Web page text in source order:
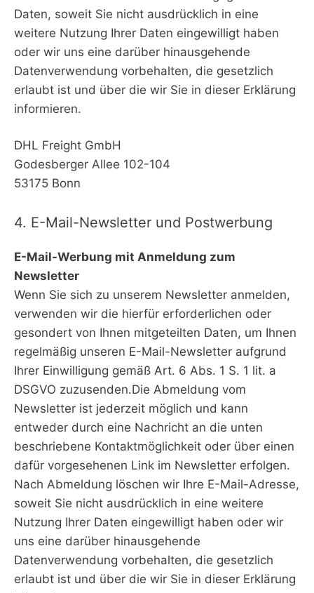
Daten, soweit Sie nicht ausdrücklich in eine
weitere Nutzung Ihrer Daten eingewilligt haben
oder wir uns eine darüber hinausgehende
Datenverwendung vorbehalten, die gesetzlich
erlaubt ist und über die wir Sie in dieser Erklärung
informieren.
DHL Freight GmbH
Godesberger Allee 102-104
53175 Bonn
4. E-Mail-Newsletter und Postwerbung
E-Mail-Werbung mit Anmeldung zum
Newsletter
Wenn Sie sich zu unserem Newsletter anmelden,
verwenden wir die hierfür erforderlichen oder
gesondert von Ihnen mitgeteilten Daten, um Ihnen
regelmäßig unseren E-Mail-Newsletter aufgrund
Ihrer Einwilligung gemäß Art. 6 Abs. 1 S. 1 lit. a
DSGVO zuzusenden.Die Abmeldung vom
Newsletter ist jederzeit möglich und kann
entweder durch eine Nachricht an die unten
beschriebene Kontaktmöglichkeit oder über einen
dafür vorgesehenen Link im Newsletter erfolgen.
Nach Abmeldung löschen wir Ihre E-Mail-Adresse,
soweit Sie nicht ausdrücklich in eine weitere
Nutzung Ihrer Daten eingewilligt haben oder wir
uns eine darüber hinausgehende
Datenverwendung vorbehalten, die gesetzlich
erlaubt ist und über die wir Sie in dieser Erklärung